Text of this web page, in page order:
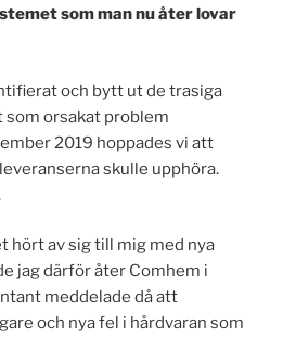
som man nu åter lovar
och bytt ut de trasiga
orsakat problem
2019 hoppades vi att
skulle upphöra.
hört av sig till mig med nya
jag därför åter Comhem i
meddelade då att
och nya fel i hårdvaran som